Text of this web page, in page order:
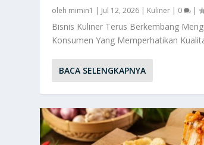
oleh mimin1 | Jul 12, 2026 | Kuliner | 0 |
Bisnis Kuliner Terus Berkembang
Konsumen Yang Memperhatikan
BACA SELENGKAPNYA